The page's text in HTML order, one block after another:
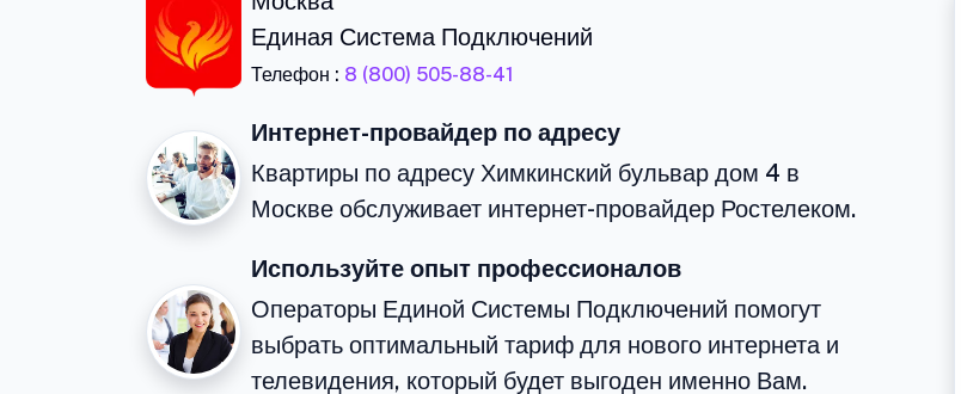
Единая Система Подключений
Телефон : 8 (800) 505-88-41
Интернет-провайдер по адресу
Квартиры по адресу Химкинский бульвар дом 4 в
Москве обслуживает интернет-провайдер Ростелеком.
Используйте опыт профессионалов
Операторы Единой Системы Подключений помогут
выбрать оптимальный тариф для нового интернета и
телевидения, который будет выгоден именно Вам.